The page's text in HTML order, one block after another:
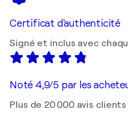
Certificat d'authenticité
Signé et inclus avec
Noté 4,9/5 par les
Plus de 20 000 avis clients